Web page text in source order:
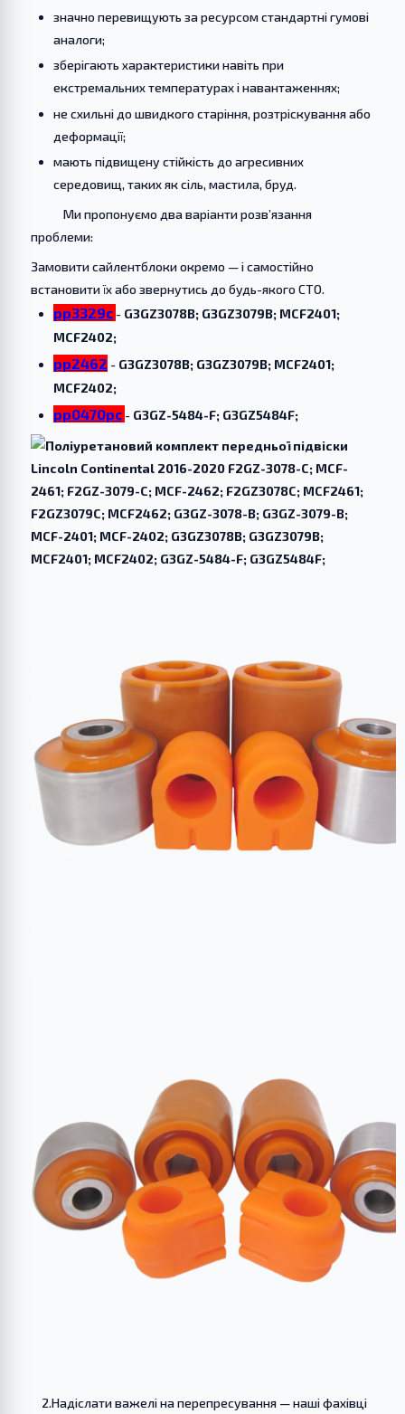
значно перевищують за ресурсом стандартні гумові
аналоги;
зберігають характеристики навіть при
екстремальних температурах і навантаженнях;
не схильні до швидкого старіння, розтріскування або
деформації;
мають підвищену стійкість до агресивних
середовищ, таких як сіль, мастила, бруд.
Ми пропонуємо два варіанти розв’язання
проблеми:
Замовити сайлентблоки окремо — і самостійно
встановити їх або звернутись до будь-якого СТО.
pp3329c - G3GZ3078B; G3GZ3079B; MCF2401;
MCF2402;
pp2462 - G3GZ3078B; G3GZ3079B; MCF2401;
MCF2402;
pp0470pc - G3GZ-5484-F; G3GZ5484F;
2.Надіслати важелі на перепресування — наші фахівці